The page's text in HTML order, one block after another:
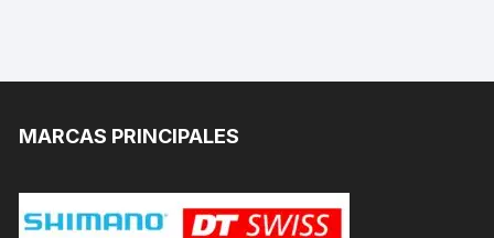
MARCAS PRINCIPALES